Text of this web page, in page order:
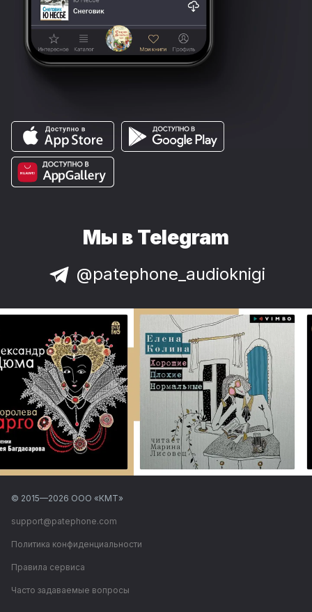
Мы в Telegram
@patephone_audioknigi
© 2015—2026 ООО «КМТ»
support@patephone.com
Политика конфиденциальности
Правила сервиса
Часто задаваемые вопросы